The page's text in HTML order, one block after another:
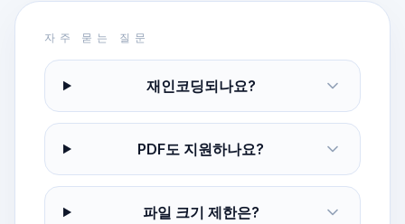
자주 묻는 질문
재인코딩되나요?
PDF도 지원하나요?
파일 크기 제한은?